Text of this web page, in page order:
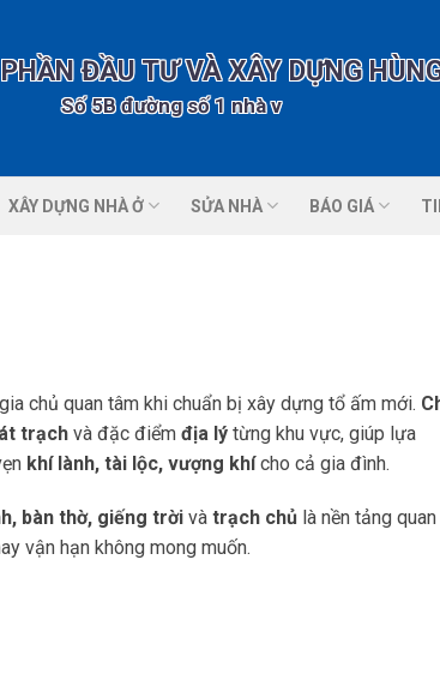
ĐẦU TƯ VÀ XÂY DỰNG
5B đường số 1 nhà vườn 2 KĐT Tổng
XÂY DỰNG NHÀ Ở SỬA NHÀ BÁO GIÁ
chủ quan tâm khi chuẩn bị xây dựng tổ ấm mới.
trạch và đặc điểm địa lý từng khu vực, giúp lựa
khí lành, tài lộc, vượng khícho cả gia đình.
bàn thờ, giếng trời và trạch chủ là nền tảng quan
vận hạn không mong muốn.